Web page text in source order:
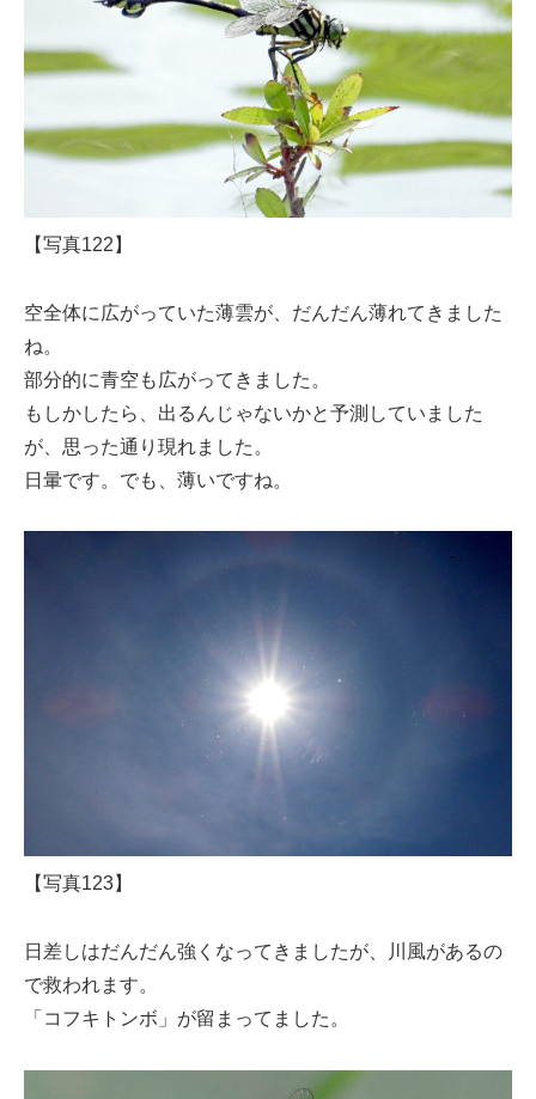
【写真122】
空全体に広がっていた薄雲が、だんだん薄れてきました
ね。
部分的に青空も広がってきました。
もしかしたら、出るんじゃないかと予測していました
が、思った通り現れました。
日暈です。でも、薄いですね。
【写真123】
日差しはだんだん強くなってきましたが、川風があるの
で救われます。
「コフキトンボ」が留まってました。